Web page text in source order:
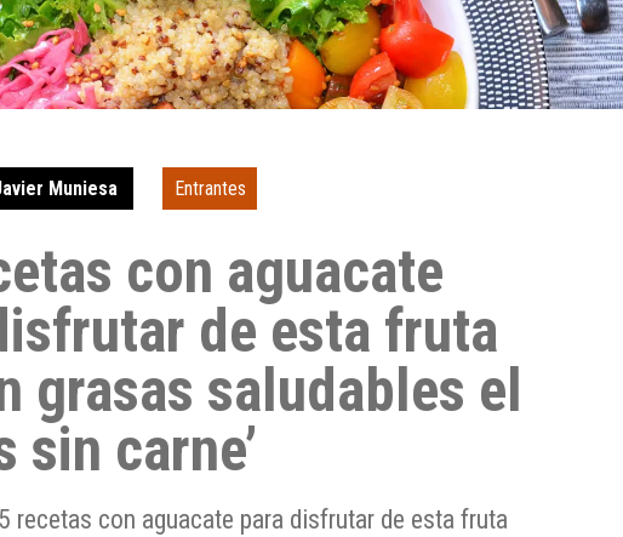
Muniesa Entrantes
con aguacate
de esta fruta
grasas saludables el
sin carne’
recetas con aguacate para disfrutar de esta fruta